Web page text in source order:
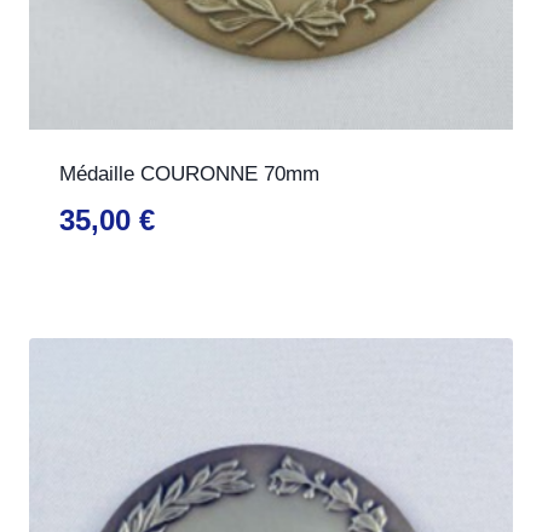
Médaille COURONNE 70mm
35,00 €